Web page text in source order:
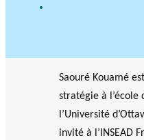
l
Saouré Kouamé
stratégie à l’école
l’Université
invité à l’INSEAD